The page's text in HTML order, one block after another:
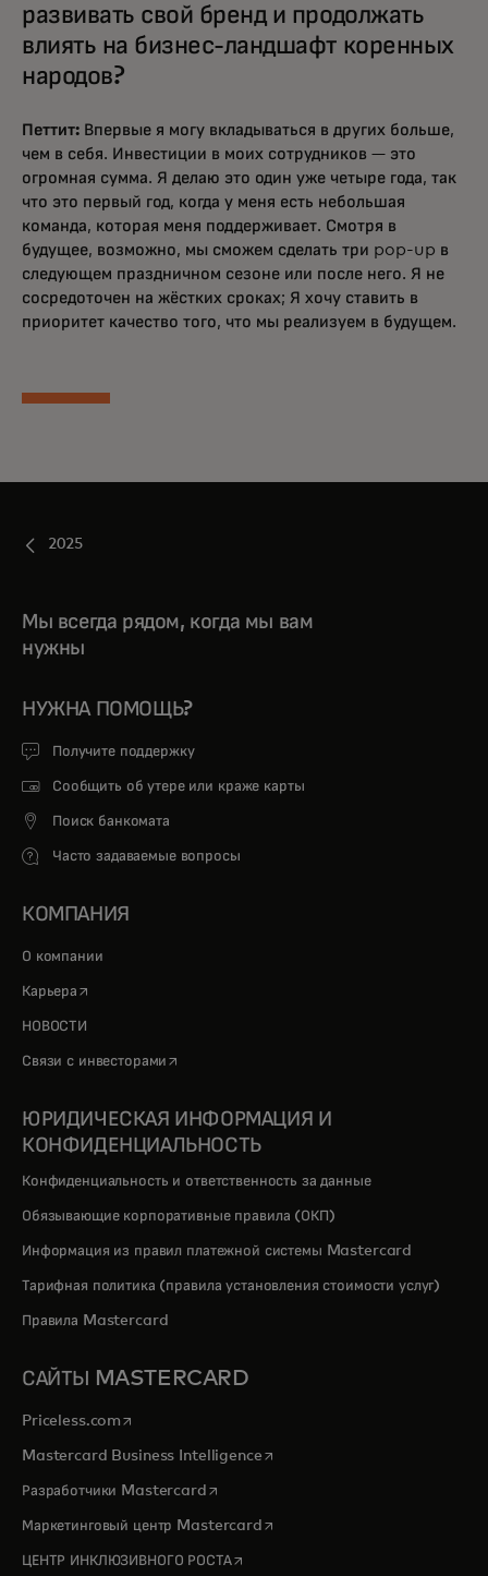
развивать свой бренд и продолжать
влиять на бизнес-ландшафт коренных
народов?
Петтит: Впервые я могу вкладываться в других больше,
чем в себя. Инвестиции в моих сотрудников — это
огромная сумма. Я делаю это один уже четыре года, так
что это первый год, когда у меня есть небольшая
команда, которая меня поддерживает. Смотря в
будущее, возможно, мы сможем сделать три pop-up в
следующем праздничном сезоне или после него. Я не
сосредоточен на жёстких сроках; Я хочу ставить в
приоритет качество того, что мы реализуем в будущем.
2025
Мы всегда рядом, когда мы вам
нужны
НУЖНА ПОМОЩЬ?
Получите поддержку
Сообщить об утере или краже карты
Поиск банкомата
Часто задаваемые вопросы
КОМПАНИЯ
О компании
Карьера opens in a new tab
НОВОСТИ
Связи с инвесторами opens in a new tab
ЮРИДИЧЕСКАЯ ИНФОРМАЦИЯ И
КОНФИДЕНЦИАЛЬНОСТЬ
Конфиденциальность и ответственность за данные
Обязывающие корпоративные правила (ОКП)
Информация из правил платежной системы Mastercard
Тарифная политика (правила установления стоимости услуг)
Правила Mastercard
САЙТЫ MASTERCARD
Priceless.com opens in a new tab
Mastercard Business Intelligenceopens in a new tab
Разработчики Mastercardopens in a new tab
Маркетинговый центр Mastercardopens in a new tab
ЦЕНТР ИНКЛЮЗИВНОГО РОСТАopens in a new tab